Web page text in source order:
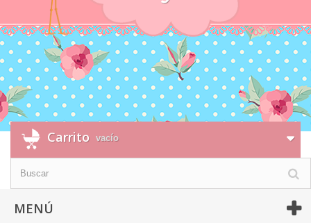
Carrito vacío
MENÚ